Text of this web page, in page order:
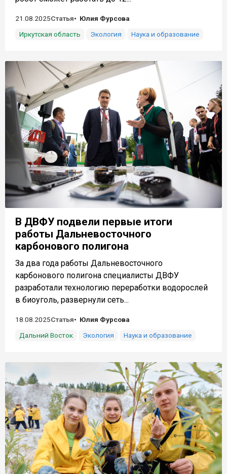
21.08.2025Статья
Юлия Фурсова
Иркутская область
Экология Наука и образование
В ДВФУ подвели первые итоги
работы Дальневосточного
карбонового полигона
За два года работы Дальневосточного
карбонового полигона специалисты ДВФУ
разработали технологию переработки водорослей
в биоуголь, развернули сеть...
18.08.2025Статья
Юлия Фурсова
Дальний Восток
Экология Наука и образование